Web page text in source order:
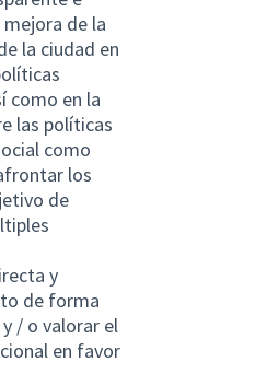
de la
la ciudad en
como en la
las políticas
como
los
de
y
de forma
/ o valorar el
en favor